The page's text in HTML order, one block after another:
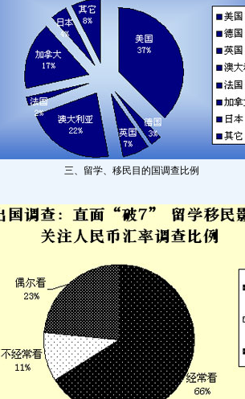
三、留学、移民目的国调查比例